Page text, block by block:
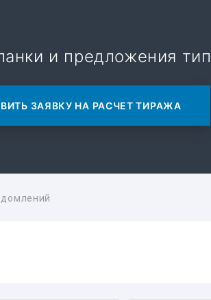
и предложения
ЗАЯВКУ НА РАСЧЕТ ТИРАЖА